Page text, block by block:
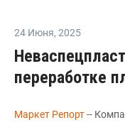
24 Июня, 2025
переработке
Маркет Репорт--